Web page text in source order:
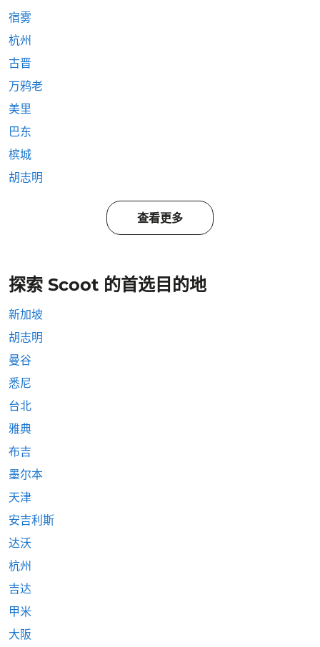
宿雾
杭州
古晋
万鸦老
美里
巴东
槟城
胡志明
查看更多
探索 Scoot 的首选目的地
新加坡
胡志明
曼谷
悉尼
台北
雅典
布吉
墨尔本
天津
安吉利斯
达沃
杭州
吉达
甲米
大阪